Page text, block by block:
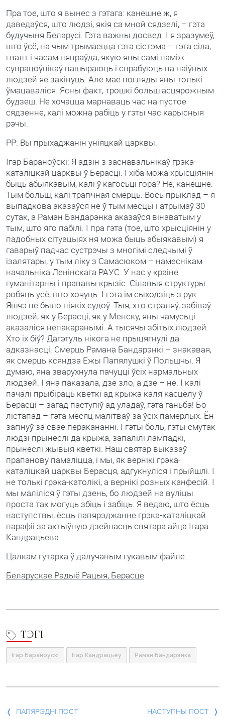
Пра тое, што я вынес з гэтага: канешне ж, я
даведаўся, што людзі, якія са мной сядзелі, – гэта
будучыня Беларусі. Гэта важны досвед. І я зразумеў,
што ўсё, на чым трымаецца гэта сістэма – гэта сіла,
гвалт і часам няпраўда, якую яны самі паміж
супрацоўнікаў пашыраюць і спрабуюць на наіўных
людзей яе закінуць. Але мае погляды яны толькі
ўмацаваліся. Ясны факт, трошкі больш асцярожным
будзеш. Не хочацца марнаваць час на пустое
сядзенне, калі можна рабіць у гэты час карысныя
рэчы.
РР: Вы прыхаджанін уніяцкай царквы.
Ігар Бараноўскі: Я адзін з заснавальнікаў грэка-
каталіцкай царквы ў Берасці. І хіба можа хрысціянін
быць абыякавым, калі ў кагосьці гора? Не, канешне.
Тым больш, калі трагічная смерць. Вось прыклад – я
выпадкова аказаўся не ў тым месцы і атрымаў 30
сутак, а Раман Бандарэнка аказаўся вінаватым у
тым, што яго пабілі. І пра гэта (тое, што хрысціянін у
падобных сітуацыях ня можа быць абыякавым) я
гаварыў падчас сустрэчы з многімі следчымі ў
ізалятары, у тым ліку з Самасюком – намеснікам
начальніка Ленінскага РАУС. У нас у краіне
гуманітарны і прававы крызіс. Сілавыя структуры
робяць усё, што хочуць. І гэта ім сыходзіць з рук.
Яшчэ не было ніякіх судоў. Тыя, хто страляў, забіваў
людзей, як у Берасці, як у Менску, яны чамусьці
аказаліся непакаранымі. А тысячы збітых людзей.
Хто іх біў? Дагэтуль нікога не прыцягнулі да
адказнасці. Смерць Рамана Бандарэнкі – знакавая,
як смерць ксяндза Ежы Папялушкі ў Польшчы. Я
думаю, яна зварухнула пачуцці ўсіх нармальных
людзей. І яна паказала, дзе зло, а дзе – не. І калі
пачалі прыбіраць кветкі ад крыжа каля касцёлу ў
Берасці – загад паступіў ад уладаў, гэта ганьба! Бо
лістапад – гэта месяц малітваў за ўсіх памерлых. Ён
загінуў за свае перакананні. І гэты боль, гэты смутак
людзі прынеслі да крыжа, запалілі лампадкі,
прынеслі жывыя кветкі. Наш святар выказаў
прапанову памаліцца, і мы, як вернікі грэка-
каталіцкай царквы Берасця, адгукнуліся і прыйшлі. І
не толькі грэка-католікі, а вернікі розных канфесій. І
мы маліліся ў гэты дзень, бо людзей на вуліцы
проста так могуць збіць і забіць. Я ведаю, што ёсць
наступствы, ёсць папярэджанне грэка-каталіцкай
парафіі за актыўную дзейнасць святара айца Ігара
Кандрацьева.
Цалкам гутарка ў далучаным гукавым файле.
Беларускае Радыё Рацыя, Берасце
ТЭГІ
Ігар Бараноўскі Ігар Кандрацьеў Раман Бандарэнка
Папярэдні
ПАПЯРЭДНІ ПОСТ НАСТУПНЫ ПОСТ